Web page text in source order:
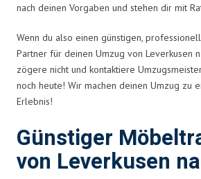
nach deinen Vorgaben und stehen dir mit
Wenn du also einen günstigen,
Partner für deinen Umzug von Leverkusen
zögere nicht und kontaktiere
noch heute! Wir machen deinen Umzug zu
Erlebnis!
Günstiger
von Leverkusen